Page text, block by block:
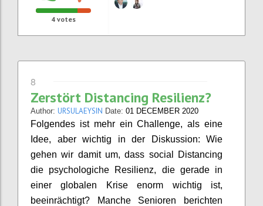
4 votes
8
Zerstört Distancing Resilienz?
Author: URSULAEYSIN Date: 01 DECEMBER 2020
Folgendes ist mehr ein Challenge, als eine
Idee, aber wichtig in der Diskussion: Wie
gehen wir damit um, dass social Distancing
die psychologiche Resilienz, die gerade in
einer globalen Krise enorm wichtig ist,
beeinrächtigt? Manche Senioren berichten